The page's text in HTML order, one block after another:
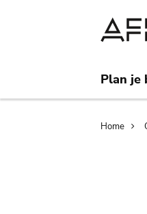
Plan je
Home